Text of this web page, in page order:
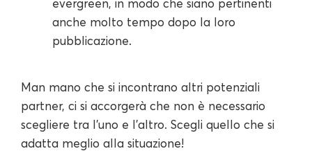
evergreen, in modo che siano pertinenti
anche molto tempo dopo la loro
pubblicazione.
Man mano che si incontrano altri potenziali
partner, ci si accorgerà che non è necessario
scegliere tra l'uno e l'altro. Scegli quello che si
adatta meglio alla situazione!